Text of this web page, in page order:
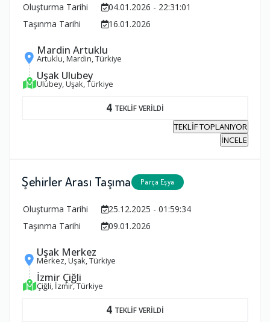
Oluşturma Tarihi
04.01.2026 - 22:31:01
Taşınma Tarihi
16.01.2026
Mardin Artuklu
Artuklu, Mardin, Türkiye
Uşak Ulubey
Ulubey, Uşak, Türkiye
4 TEKLİF VERİLDİ
TEKLİF TOPLANIYOR
İNCELE
Şehirler Arası Taşıma Parça Eşya
Oluşturma Tarihi
25.12.2025 - 01:59:34
Taşınma Tarihi
09.01.2026
Uşak Merkez
Merkez, Uşak, Türkiye
İzmir Çiğli
Çiğli, İzmir, Türkiye
4 TEKLİF VERİLDİ